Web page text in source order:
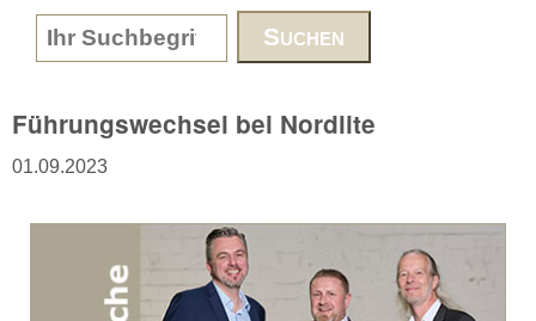
www.DieReferenz.de
Search form
Führungswechsel bei Nordlite
01.09.2023